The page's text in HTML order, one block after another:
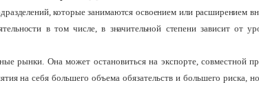
которые занимаются освоением или расширением
в том числе, в значительной степени зависит от
рынки. Она может остановиться на экспорте, совместной
на себя большего объема обязательств и большего риска,